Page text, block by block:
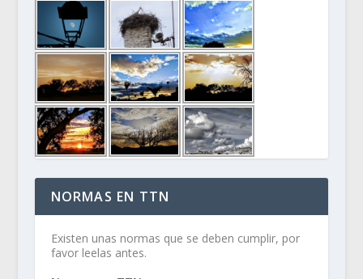
NORMAS EN TTN
Existen unas normas que se deben cumplir, por
favor leelas antes.